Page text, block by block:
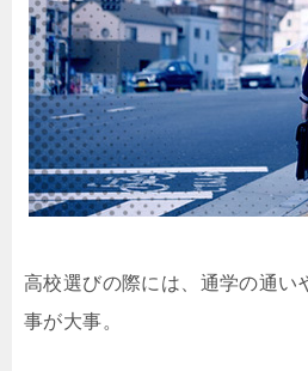
高校選びの際には、通学の通い
事が大事。